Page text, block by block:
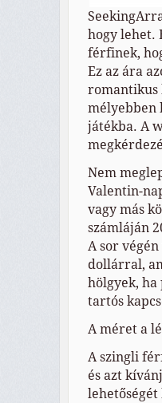
hogy lehet.
férfinek,
Ez az ára
romantikus
mélyebben
játékba. A
Nem
Valentin-
vagy más
számláján
A sor
dollárral,
hölgyek, ha
tartós
A méret a
A szingli
és azt